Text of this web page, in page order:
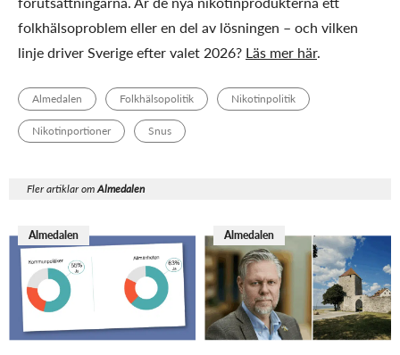
folkhälsoproblem eller en del av lösningen – och vilken
linje driver Sverige efter valet 2026? Läs mer här.
Almedalen Folkhälsopolitik Nikotinpolitik
Nikotinportioner Snus
Fler artiklar omAlmedalen
Almedalen Almedalen